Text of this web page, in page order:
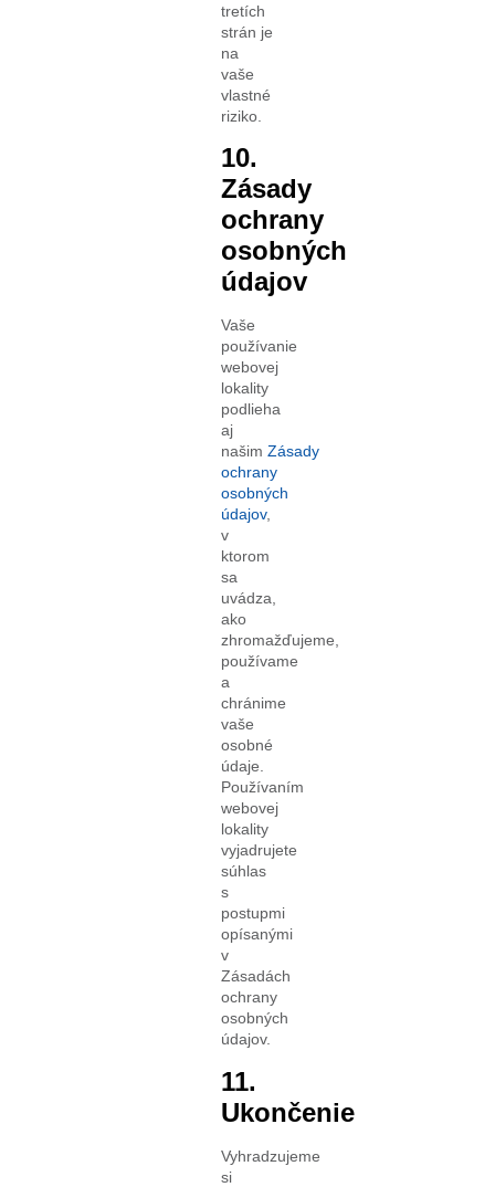
tretích
strán je
na
vaše
vlastné
riziko.
10.
Zásady
ochrany
osobných
údajov
Vaše
používanie
webovej
lokality
podlieha
aj
našim Zásady
ochrany
osobných
údajov,
v
ktorom
sa
uvádza,
ako
zhromažďujeme,
používame
a
chránime
vaše
osobné
údaje.
Používaním
webovej
lokality
vyjadrujete
súhlas
s
postupmi
opísanými
v
Zásadách
ochrany
osobných
údajov.
11.
Ukončenie
Vyhradzujeme
si